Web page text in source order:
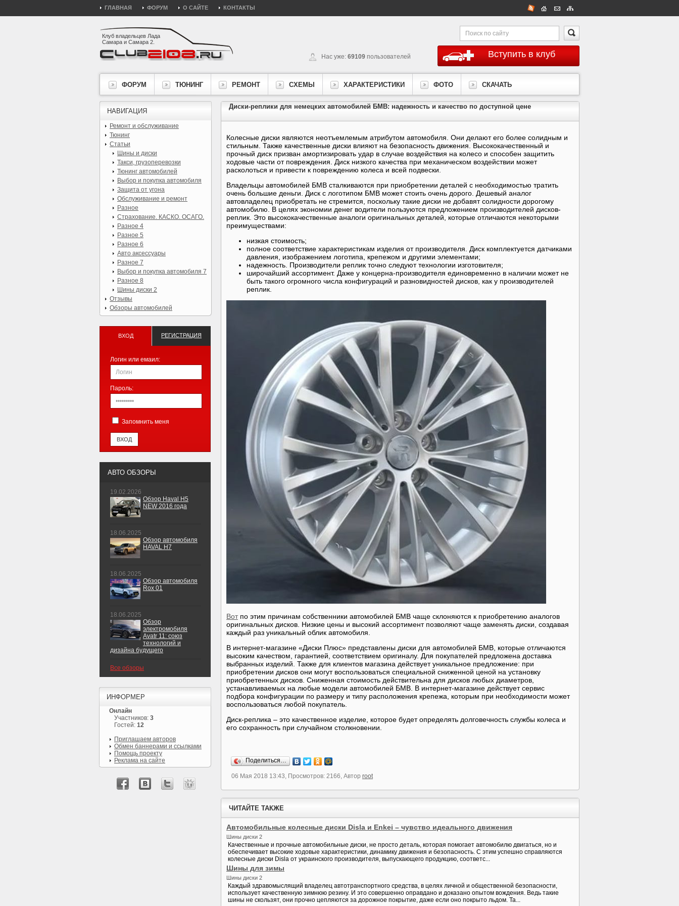
ГЛАВНАЯ ФОРУМ О САЙТЕ КОНТАКТЫ
Клуб владельцев Лада
Самара и Самара 2.
Вступить в клуб
Нас уже: 69109 пользователей
ФОРУМ ТЮНИНГ РЕМОНТ СХЕМЫ ХАРАКТЕРИСТИКИ ФОТО СКАЧАТЬ
Диски-реплики для немецких автомобилей БМВ: надежность и качество по доступной цене
Колесные диски являются неотъемлемым атрибутом автомобиля. Они делают его более солидным и
стильным. Также качественные диски влияют на безопасность движения. Высококачественный и
прочный диск призван амортизировать удар в случае воздействия на колесо и способен защитить
ходовые части от повреждения. Диск низкого качества при механическом воздействии может
расколоться и привести к повреждению колеса и всей подвески.
Владельцы автомобилей БМВ сталкиваются при приобретении деталей с необходимостью тратить
очень большие деньги. Диск с логотипом БМВ может стоить очень дорого. Дешевый аналог
автовладелец приобретать не стремится, поскольку такие диски не добавят солидности дорогому
автомобилю. В целях экономии денег водители пользуются предложением производителей дисков-
реплик. Это высококачественные аналоги оригинальных деталей, которые отличаются некоторыми
преимуществами:
низкая стоимость;
полное соответствие характеристикам изделия от производителя. Диск комплектуется датчиками
давления, изображением логотипа, крепежом и другими элементами;
надежность. Производители реплик точно следуют технологии изготовителя;
широчайший ассортимент. Даже у концерна-производителя единовременно в наличии может не
быть такого огромного числа конфигураций и разновидностей дисков, как у производителей
реплик.
Вотпо этим причинам собственники автомобилей БМВ чаще склоняются к приобретению аналогов
оригинальных дисков. Низкие цены и высокий ассортимент позволяют чаще заменять диски, создавая
каждый раз уникальный облик автомобиля.
В интернет-магазине «Диски Плюс» представлены диски для автомобилей БМВ, которые отличаются
высоким качеством, гарантией, соответствием оригиналу. Для покупателей предложена доставка
выбранных изделий. Также для клиентов магазина действует уникальное предложение: при
приобретении дисков они могут воспользоваться специальной сниженной ценой на установку
приобретенных дисков. Сниженная стоимость действительна для дисков любых диаметров,
устанавливаемых на любые модели автомобилей БМВ. В интернет-магазине действует сервис
подбора конфигурации по размеру и типу расположения крепежа, которым при необходимости может
воспользоваться любой покупатель.
Диск-реплика – это качественное изделие, которое будет определять долговечность службы колеса и
его сохранность при случайном столкновении.
Поделиться…
06 Мая 2018 13:43, Просмотров: 2166, Автор root
ЧИТАЙТЕ ТАКЖЕ
Автомобильные колесные диски Disla и Enkei – чувство идеального движения
Шины диски 2
Качественные и прочные автомобильные диски, не просто деталь, которая помогает автомобилю двигаться, но и
обеспечивает высокие ходовые характеристики, динамику движения и безопасность. С этим успешно справляются
колесные диски Disla от украинского производителя, выпускающего продукцию, соответс...
Шины для зимы
Шины диски 2
Каждый здравомыслящий владелец автотранспортного средства, в целях личной и общественной безопасности,
использует качественную зимнюю резину. И это совершенно оправдано и доказано опытом вождения. Ведь такие
шины не скользят, они прочно цепляются за дорожное покрытие, даже если оно покрыто льдом. Та...
НАВИГАЦИЯ
Ремонт и обслуживание
Тюнинг
Статьи
Шины и диски
Такси, грузоперевозки
Тюнинг автомобилей
Выбор и покупка автомобиля
Защита от угона
Обслуживание и ремонт
Разное
Страхование. КАСКО. ОСАГО.
Разное 4
Разное 5
Разное 6
Авто аксессуары
Разное 7
Выбор и покупка автомобиля 7
Разное 8
Шины диски 2
Отзывы
Обзоры автомобилей
ВХОД РЕГИСТРАЦИЯ
Логин или емаил:
Пароль:
Запомнить меня
АВТО ОБЗОРЫ
19.02.2026
Обзор Haval H5
NEW 2016 года
18.06.2025
Обзор автомобиля
HAVAL H7
18.06.2025
Обзор автомобиля
Rox 01
18.06.2025
Обзор
электромобиля
Avatr 11: союз
технологий и
дизайна будущего
Все обзоры
ИНФОРМЕР
Онлайн
Участников: 3
Гостей: 12
Приглашаем авторов
Обмен баннерами и ссылками
Помощь проекту
Реклама на сайте